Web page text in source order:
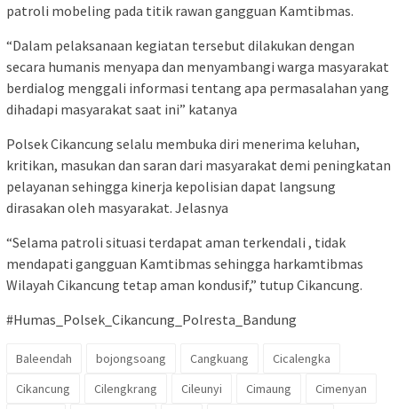
patroli mobeling pada titik rawan gangguan Kamtibmas.
“Dalam pelaksanaan kegiatan tersebut dilakukan dengan
secara humanis menyapa dan menyambangi warga masyarakat
berdialog menggali informasi tentang apa permasalahan yang
dihadapi masyarakat saat ini” katanya
Polsek Cikancung selalu membuka diri menerima keluhan,
kritikan, masukan dan saran dari masyarakat demi peningkatan
pelayanan sehingga kinerja kepolisian dapat langsung
dirasakan oleh masyarakat. Jelasnya
“Selama patroli situasi terdapat aman terkendali , tidak
mendapati gangguan Kamtibmas sehingga harkamtibmas
Wilayah Cikancung tetap aman kondusif,” tutup Cikancung.
#Humas_Polsek_Cikancung_Polresta_Bandung
Baleendah bojongsoang Cangkuang
Cicalengka
Cikancung
Cilengkrang Cileunyi Cimaung
Cimenyan